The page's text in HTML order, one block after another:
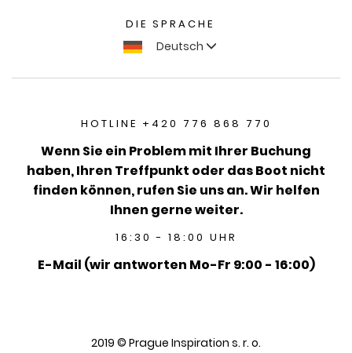
DIE SPRACHE
Deutsch
HOTLINE +420 776 868 770
Wenn Sie ein Problem mit Ihrer Buchung
haben, Ihren Treffpunkt oder das Boot nicht
finden können, rufen Sie uns an. Wir helfen
Ihnen gerne weiter.
16:30 - 18:00 UHR
E-Mail (wir antworten Mo-Fr 9:00 - 16:00)
2019 © Prague Inspiration s. r. o.